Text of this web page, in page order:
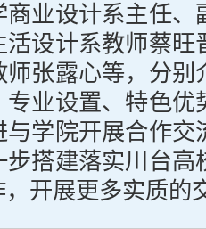
业设计系主任、
设计系教师蔡旺
张露心等，分别
业设置、特色优
与学院开展合作交
搭建落实川台高
开展更多实质的